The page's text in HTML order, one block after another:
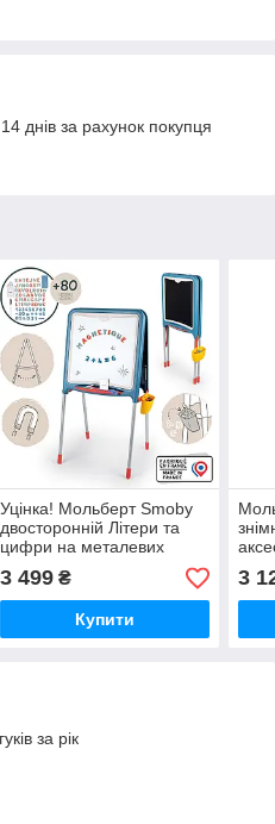
днів за рахунок покупця
Уцінка! Мольберт Smoby
двосторонній Літери та
цифри на металевих
3 499₴
Купити
3
за рік